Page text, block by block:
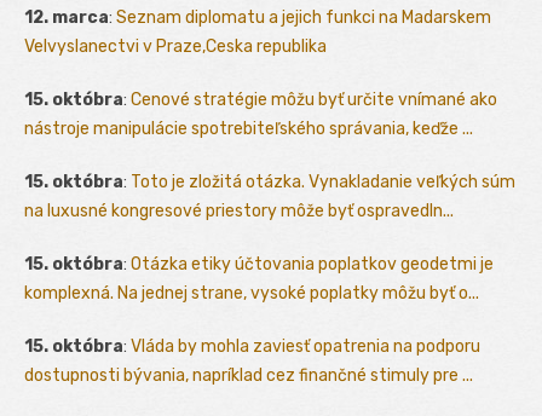
12. marca: Seznam diplomatu a jejich funkci na Madarskem
Velvyslanectvi v Praze,Ceska republika
15. októbra: Cenové stratégie môžu byť určite vnímané ako
nástroje manipulácie spotrebiteľského správania, keďže ...
15. októbra: Toto je zložitá otázka. Vynakladanie veľkých súm
na luxusné kongresové priestory môže byť ospravedln...
15. októbra: Otázka etiky účtovania poplatkov geodetmi je
komplexná. Na jednej strane, vysoké poplatky môžu byť o...
15. októbra: Vláda by mohla zaviesť opatrenia na podporu
dostupnosti bývania, napríklad cez finančné stimuly pre ...